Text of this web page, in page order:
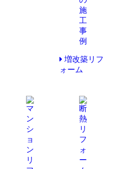
増改築リフ
ォーム